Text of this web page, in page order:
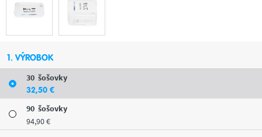
1. VÝROBOK
30 šošovky
32,50 €
90 šošovky
94,90€